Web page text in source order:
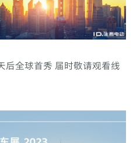
后全球首秀 届时敬请观看线